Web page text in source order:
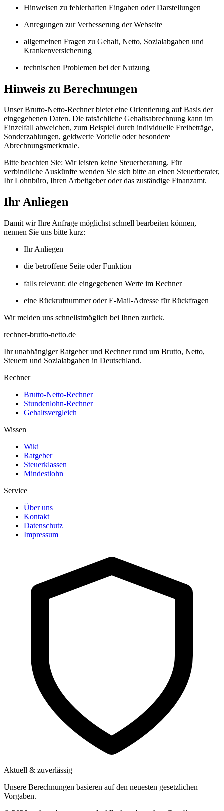
Hinweisen zu fehlerhaften Eingaben oder Darstellungen
Anregungen zur Verbesserung der Webseite
allgemeinen Fragen zu Gehalt, Netto, Sozialabgaben und
Krankenversicherung
technischen Problemen bei der Nutzung
Hinweis zu Berechnungen
Unser Brutto-Netto-Rechner bietet eine Orientierung auf Basis der
eingegebenen Daten. Die tatsächliche Gehaltsabrechnung kann im
Einzelfall abweichen, zum Beispiel durch individuelle Freibeträge,
Sonderzahlungen, geldwerte Vorteile oder besondere
Abrechnungsmerkmale.
Bitte beachten Sie: Wir leisten keine Steuerberatung. Für
verbindliche Auskünfte wenden Sie sich bitte an einen Steuerberater,
Ihr Lohnbüro, Ihren Arbeitgeber oder das zuständige Finanzamt.
Ihr Anliegen
Damit wir Ihre Anfrage möglichst schnell bearbeiten können,
nennen Sie uns bitte kurz:
Ihr Anliegen
die betroffene Seite oder Funktion
falls relevant: die eingegebenen Werte im Rechner
eine Rückrufnummer oder E-Mail-Adresse für Rückfragen
Wir melden uns schnellstmöglich bei Ihnen zurück.
rechner-brutto-netto.de
Ihr unabhängiger Ratgeber und Rechner rund um Brutto, Netto,
Steuern und Sozialabgaben in Deutschland.
Rechner
Brutto-Netto-Rechner
Stundenlohn-Rechner
Gehaltsvergleich
Wissen
Wiki
Ratgeber
Steuerklassen
Mindestlohn
Service
Über uns
Kontakt
Datenschutz
Impressum
Aktuell & zuverlässig
Unsere Berechnungen basieren auf den neuesten gesetzlichen
Vorgaben.